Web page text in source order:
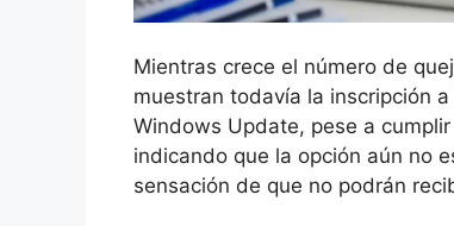
Mientras crece el número de
muestran todavía la inscripción a
Windows Update, pese a
indicando que la opción aún no
sensación de que no podrán